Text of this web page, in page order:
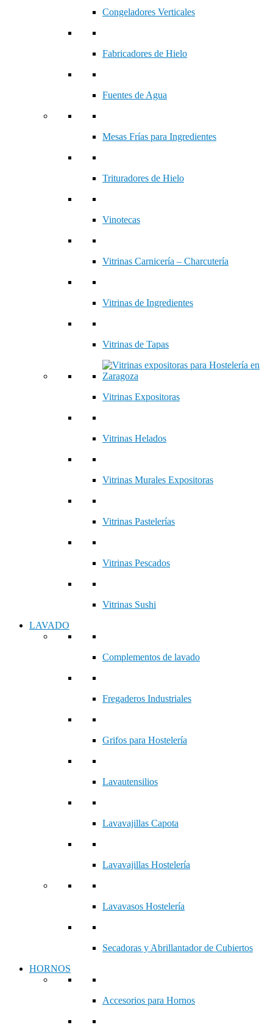
Congeladores Verticales
Fabricadores de Hielo
Fuentes de Agua
Mesas Frías para Ingredientes
Trituradores de Hielo
Vinotecas
Vitrinas Carnicería – Charcutería
Vitrinas de Ingredientes
Vitrinas de Tapas
Vitrinas Expositoras
Vitrinas Helados
Vitrinas Murales Expositoras
Vitrinas Pastelerías
Vitrinas Pescados
Vitrinas Sushi
LAVADO
Complementos de lavado
Fregaderos Industriales
Grifos para Hostelería
Lavautensilios
Lavavajillas Capota
Lavavajillas Hostelería
Lavavasos Hostelería
Secadoras y Abrillantador de Cubiertos
HORNOS
Accesorios para Hornos